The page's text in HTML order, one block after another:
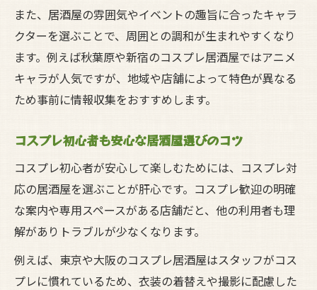
また、居酒屋の雰囲気やイベントの趣旨に合ったキャラ
クターを選ぶことで、周囲との調和が生まれやすくなり
ます。例えば秋葉原や新宿のコスプレ居酒屋ではアニメ
キャラが人気ですが、地域や店舗によって特色が異なる
ため事前に情報収集をおすすめします。
コスプレ初心者も安心な居酒屋選びのコツ
コスプレ初心者が安心して楽しむためには、コスプレ対
応の居酒屋を選ぶことが肝心です。コスプレ歓迎の明確
な案内や専用スペースがある店舗だと、他の利用者も理
解がありトラブルが少なくなります。
例えば、東京や大阪のコスプレ居酒屋はスタッフがコス
プレに慣れているため、衣装の着替えや撮影に配慮した